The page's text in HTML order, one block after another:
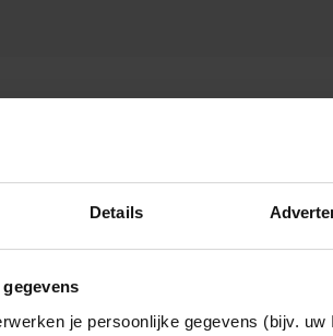
Details
je persoonlijke gegevens (bijv.